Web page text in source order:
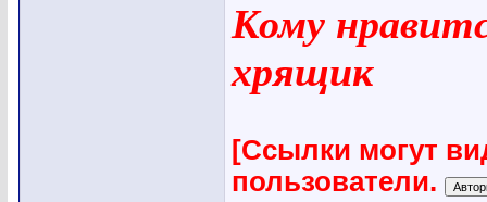
Кому
хрящик
[Ссылки могут
пользователи.